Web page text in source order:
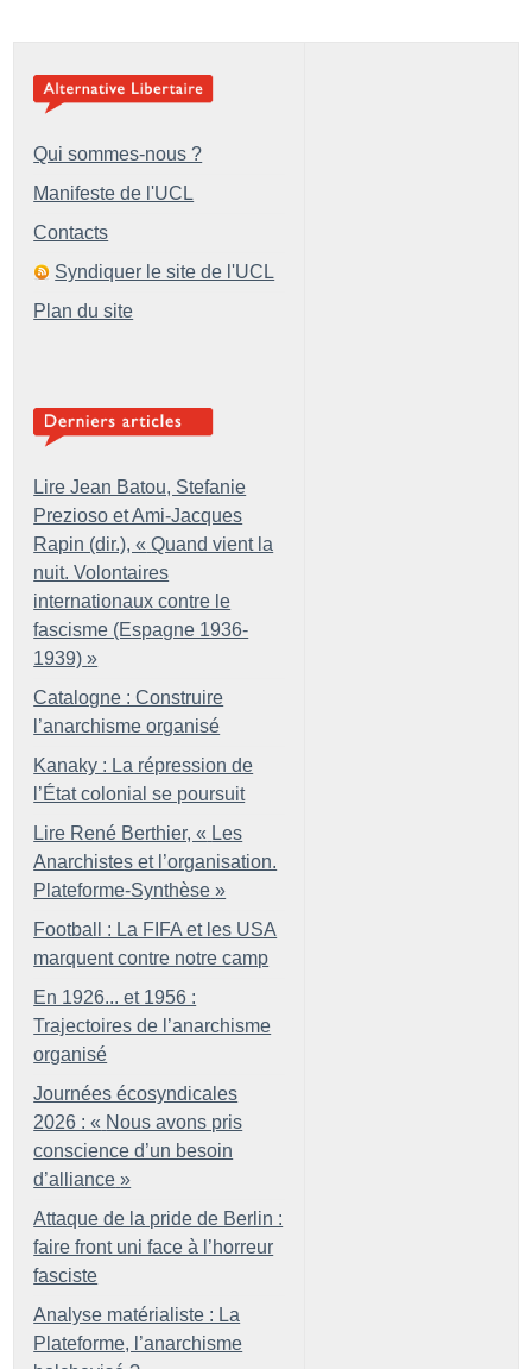
Qui sommes-nous ?
Manifeste de l'UCL
Contacts
Syndiquer le site de l'UCL
Plan du site
Lire Jean Batou, Stefanie
Prezioso et Ami-Jacques
Rapin (dir.), « Quand vient la
nuit. Volontaires
internationaux contre le
fascisme (Espagne 1936-
1939) »
Catalogne : Construire
l’anarchisme organisé
Kanaky : La répression de
l’État colonial se poursuit
Lire René Berthier, « Les
Anarchistes et l’organisation.
Plateforme-Synthèse »
Football : La FIFA et les USA
marquent contre notre camp
En 1926... et 1956 :
Trajectoires de l’anarchisme
organisé
Journées écosyndicales
2026 : « Nous avons pris
conscience d’un besoin
d’alliance »
Attaque de la pride de Berlin :
faire front uni face à l’horreur
fasciste
Analyse matérialiste : La
Plateforme, l’anarchisme